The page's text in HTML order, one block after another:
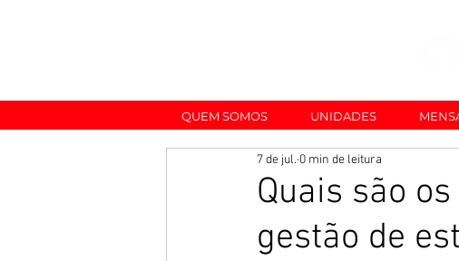
Quais são
gestão de
7 de jul. 0 min de leitura
QUEM SOMOS UNIDADES